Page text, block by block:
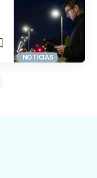
NOTICIAS